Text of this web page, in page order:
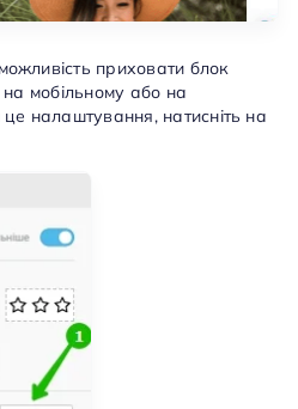
приховати блок
на мобільному або на
налаштування, натисніть на